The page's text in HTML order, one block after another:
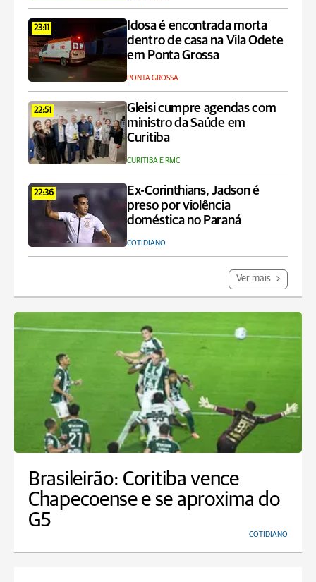
23:11
Idosa é encontrada morta
dentro de casa na Vila Odete
em Ponta Grossa
PONTA GROSSA
22:51
Gleisi cumpre agendas com
ministro da Saúde em
Curitiba
CURITIBA E RMC
22:36
Ex-Corinthians, Jadson é
preso por violência
doméstica no Paraná
COTIDIANO
Ver mais
Brasileirão: Coritiba vence
Chapecoense e se aproxima do
G5
COTIDIANO